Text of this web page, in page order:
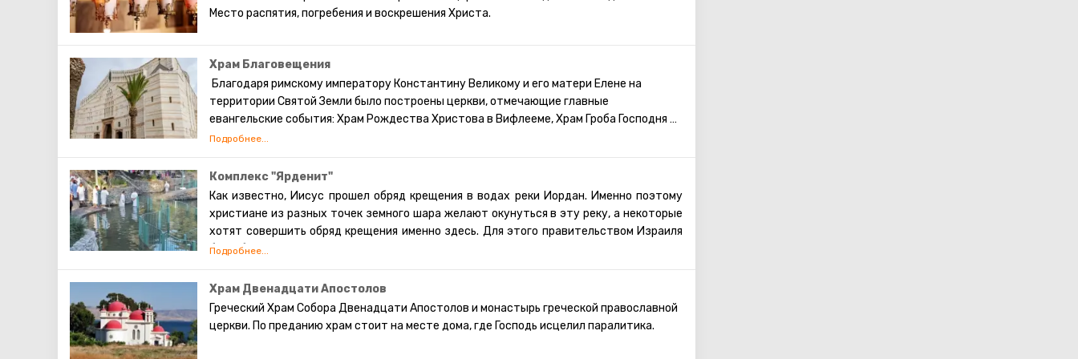
Место распятия, погребения и воскрешения Христа.
Храм Благовещения
Благодаря римскому императору Константину Великому и его матери Елене на
территории Святой Земли было построены церкви, отмечающие главные
евангельские события: Храм Рождества Христова в Вифлееме, Храм Гроба Господня в
Иерусалиме и Храм Благовещения в Назарете. Уникально это место тем, что согласно
благую весть о рождении мессии.
Современная церковь воздвигнута в 1969 году и является крупнейшей католической
уровень – грот, где по приданию находилась Дева Мария во время благовещения.
Следует обратить внимание на фрески, дошедшие до нас из прошлого и чудом
сохранившие почти первозданный вид.
«Verbum caro hic factum est» - «Здесь слово твое стало плотью».
Комплекс "Ярденит"
Как известно, Иисус прошел обряд крещения в водах реки Иордан. Именно поэтому
христиане из разных точек земного шара желают окунуться в эту реку, а некоторые
хотят совершить обряд крещения именно здесь. Для этого правительством Израиля
был оборудован специальный комплекс под названием Ярденит. Комплекс «Ярденит»
оборудовано всем необходимым для удобства посетителей. Здесь есть и душевые
кабинки, и раздевалки, и пешеходные дорожки, по которым удобно подойти к воде.
Кроме того, на территории комплекса находятся небольшие магазины, в которых
Храм Двенадцати Апостолов
Греческий Храм Собора Двенадцати Апостолов и монастырь греческой православной
церкви. По преданию храм стоит на месте дома, где Господь исцелил паралитика.